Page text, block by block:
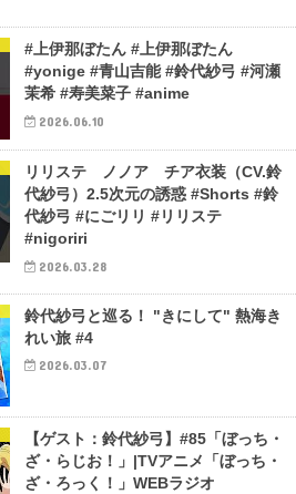
#上伊那ぼたん #上伊那ぼたん
#yonige #青山吉能 #鈴代紗弓 #河瀬
茉希 #寿美菜子 #anime
2026.06.10
リリステ ノノア チア衣装（CV.鈴
代紗弓）2.5次元の誘惑 #Shorts #鈴
代紗弓 #にごリリ #リリステ
#nigoriri
2026.03.28
鈴代紗弓と巡る！ "きにして" 熱海き
れい旅 #4
2026.03.07
【ゲスト：鈴代紗弓】#85「ぼっち・
ざ・らじお！」|TVアニメ「ぼっち・
ざ・ろっく！」WEBラジオ